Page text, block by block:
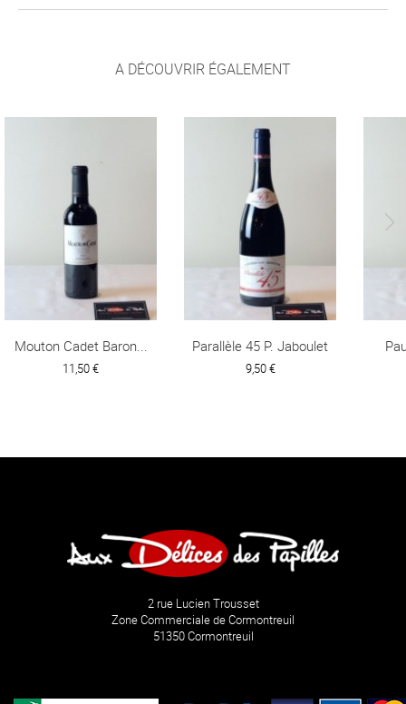
A DÉCOUVRIR ÉGALEMENT
Mouton Cadet Baron...
11,50 €
Parallèle 45 P. Jaboulet
9,50 €
2 rue Lucien Trousset
Zone Commerciale de Cormontreuil
51350 Cormontreuil